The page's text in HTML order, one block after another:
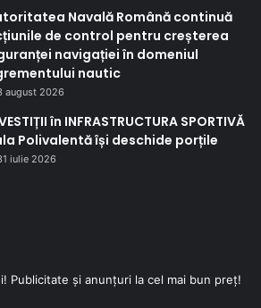
Navală Română continuă
de control pentru creșterea
navigației în domeniul
nautic
august 2026
în INFRASTRUCTURA SPORTIVĂ
Polivalentă își deschide porțile
iulie 2026
Publicitate și anunțuri la cel mai bun preț!